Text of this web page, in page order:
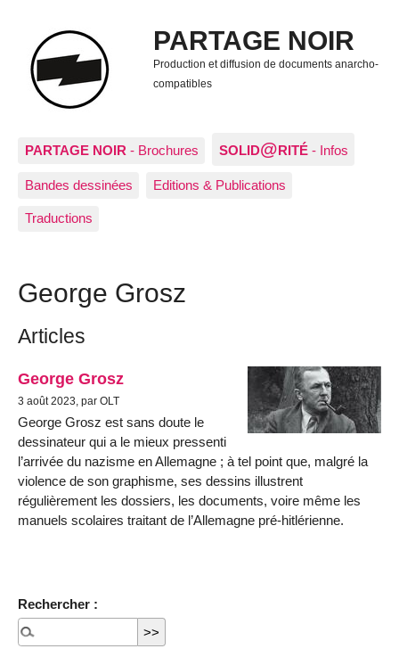
PARTAGE NOIR
Production et diffusion de documents anarcho-
compatibles
PARTAGE NOIR - Brochures SOLID@RITÉ - Infos
Bandes dessinées Editions & Publications
Traductions
George Grosz
Articles
George Grosz
3 août 2023, par OLT
George Grosz est sans doute le
dessinateur qui a le mieux pressenti
l’arrivée du nazisme en Allemagne ; à tel point que, malgré la
violence de son graphisme, ses dessins illustrent
régulièrement les dossiers, les documents, voire même les
manuels scolaires traitant de l’Allemagne pré-hitlérienne.
Rechercher :